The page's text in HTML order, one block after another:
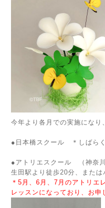
今年より各月での実施になり
● 日本橋スクール ＊しばら
●アトリエスクール （神奈
生田駅より徒歩20分、または
＊5月、6月、7月のアトリエ
レッスンになっており、お申